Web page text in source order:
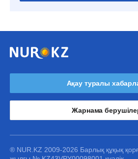
Ақау туралы
Жарнама
® NUR.KZ 2009-2026 Барлық құқық